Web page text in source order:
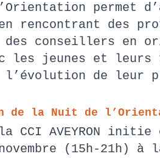
permet
rencontrant des
conseillers en
les jeunes et
l’évolution de leur
la Nuit de
la CCI AVEYRON
(15h-21h)